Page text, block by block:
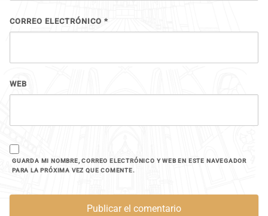
CORREO ELECTRÓNICO *
WEB
GUARDA MI NOMBRE, CORREO ELECTRÓNICO Y WEB EN ESTE NAVEGADOR
PARA LA PRÓXIMA VEZ QUE COMENTE.